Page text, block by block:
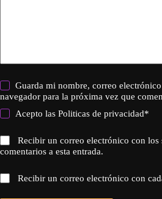
Guarda mi nombre, correo
navegador para la próxima vez que
Acepto lasPoliticas de privacidad*
Recibir un correo electrónico con los
comentarios a esta entrada.
Recibir un correo electrónico con